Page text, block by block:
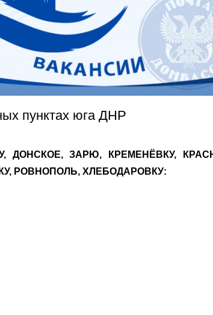
пунктах юга ДНР
ДОНСКОЕ, ЗАРЮ, КРЕМЕНЁВКУ,
РОВНОПОЛЬ, ХЛЕБОДАРОВКУ: